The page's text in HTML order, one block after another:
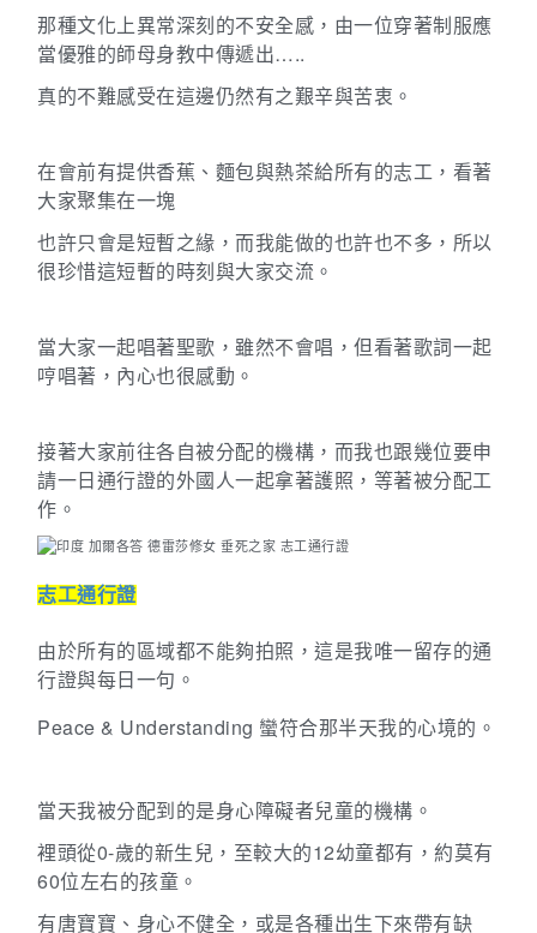
那種文化上異常深刻的不安全感，由一位穿著制服應
當優雅的師母身教中傳遞出…..
真的不難感受在這邊仍然有之艱辛與苦衷。
在會前有提供香蕉、麵包與熱茶給所有的志工，看著
大家聚集在一塊
也許只會是短暫之緣，而我能做的也許也不多，所以
很珍惜這短暫的時刻與大家交流。
當大家一起唱著聖歌，雖然不會唱，但看著歌詞一起
哼唱著，內心也很感動。
接著大家前往各自被分配的機構，而我也跟幾位要申
請一日通行證的外國人一起拿著護照，等著被分配工
作。
志工通行證
由於所有的區域都不能夠拍照，這是我唯一留存的通
行證與每日一句。
Peace & Understanding 蠻符合那半天我的心境的。
當天我被分配到的是身心障礙者兒童的機構。
裡頭從0-歲的新生兒，至較大的12幼童都有，約莫有
60位左右的孩童。
有唐寶寶、身心不健全，或是各種出生下來帶有缺